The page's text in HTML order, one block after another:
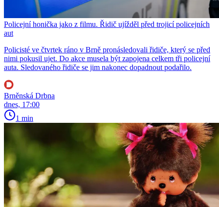
Policejní honička jako z filmu. Řidič ujížděl před trojicí policejních
aut
Policisté ve čtvrtek ráno v Brně pronásledovali řidiče, který se před
nimi pokusil ujet. Do akce musela být zapojena celkem tři policejní
auta. Sledovaného řidiče se jim nakonec dopadnout podařilo.
Brněnská Drbna
dnes, 17:00
1 min